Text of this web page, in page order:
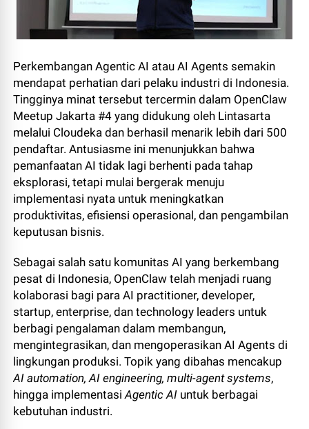
Perkembangan Agentic AI atau AI Agents semakin
mendapat perhatian dari pelaku industri di Indonesia.
Tingginya minat tersebut tercermin dalam OpenClaw
Meetup Jakarta #4 yang didukung oleh Lintasarta
melalui Cloudeka dan berhasil menarik lebih dari 500
pendaftar. Antusiasme ini menunjukkan bahwa
pemanfaatan AI tidak lagi berhenti pada tahap
eksplorasi, tetapi mulai bergerak menuju
implementasi nyata untuk meningkatkan
produktivitas, efisiensi operasional, dan pengambilan
keputusan bisnis.
Sebagai salah satu komunitas AI yang berkembang
pesat di Indonesia, OpenClaw telah menjadi ruang
kolaborasi bagi para AI practitioner, developer,
startup, enterprise, dan technology leaders untuk
berbagi pengalaman dalam membangun,
mengintegrasikan, dan mengoperasikan AI Agents di
lingkungan produksi. Topik yang dibahas mencakup
AI automation, AI engineering, multi-agent systems,
hingga implementasiAgentic AI untuk berbagai
kebutuhan industri.